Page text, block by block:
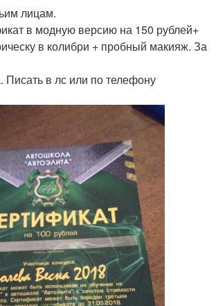
лицам.
в модную версию на 150 рублей+
в колибри + пробный макияж. За
Писать в лс или по телефону